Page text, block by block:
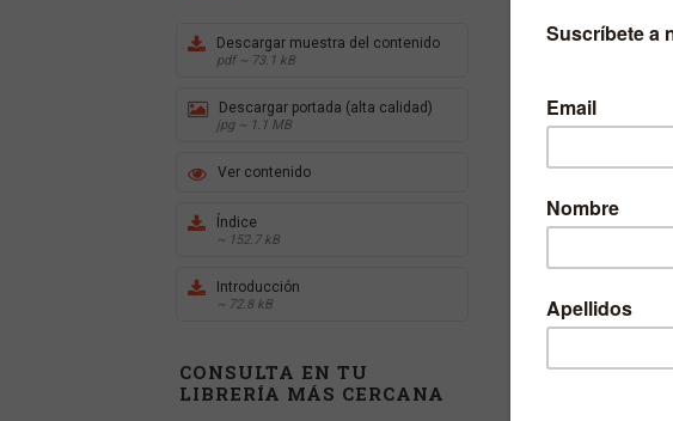
Descargar muestra del contenido
pdf ~ 73.1 kB
Descargar portada (alta calidad)
jpg ~ 1.1 MB
Ver contenido
Índice
~ 152.7 kB
Introducción
~ 72.8 kB
CONSULTA EN TU
LIBRERÍA MÁS CERCANA
Escritor
Colección